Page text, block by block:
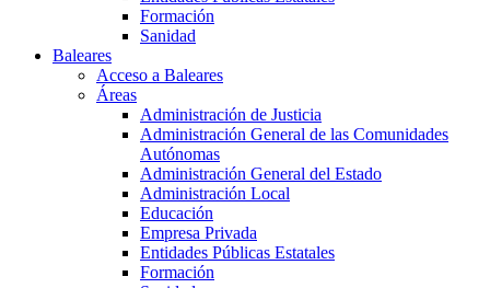
Formación
Sanidad
Baleares
Acceso a Baleares
Áreas
Administración de Justicia
Administración General de las Comunidades
Autónomas
Administración General del Estado
Administración Local
Educación
Empresa Privada
Entidades Públicas Estatales
Formación